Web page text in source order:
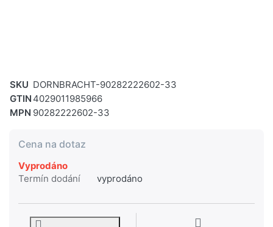
SKU DORNBRACHT-90282222602-33
GTIN 4029011985966
MPN 90282222602-33
Cena na dotaz
Vyprodáno
Termín dodání
vyprodáno